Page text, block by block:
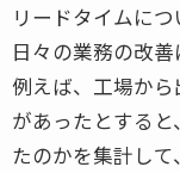
リードタイムにつ
日々の業務の改善
例えば、工場か
があったとする
たのかを集計して